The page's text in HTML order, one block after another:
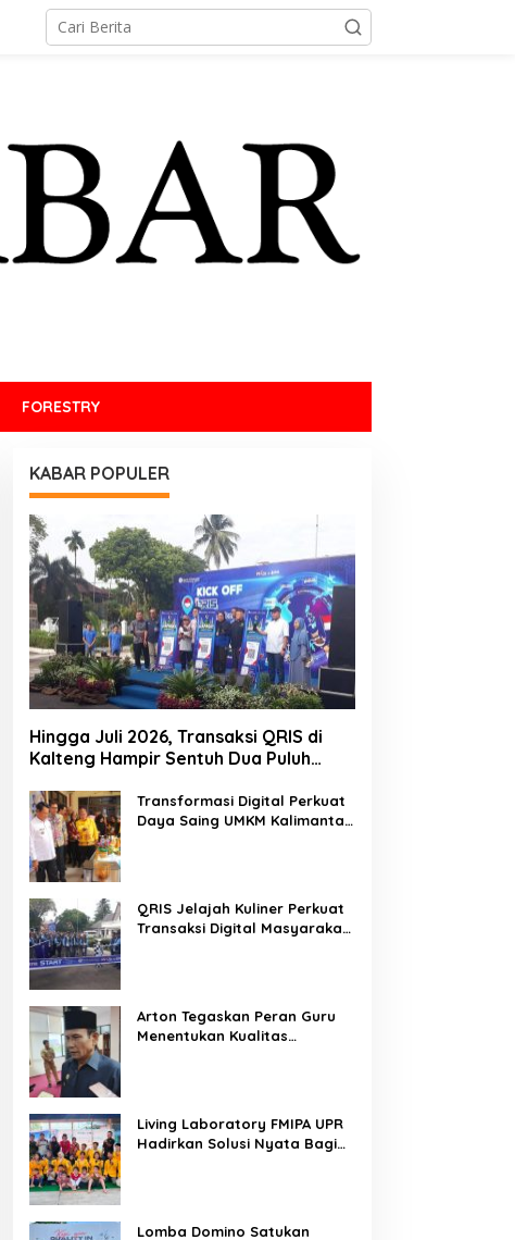
FORESTRY
KABAR POPULER
Hingga Juli 2026, Transaksi QRIS di
Kalteng Hampir Sentuh Dua Puluh
Transformasi Digital Perkuat
Daya Saing UMKM Kalimantan
QRIS Jelajah Kuliner Perkuat
Transaksi Digital Masyarakat
Arton Tegaskan Peran Guru
Menentukan Kualitas
Living Laboratory FMIPA UPR
Hadirkan Solusi Nyata Bagi
Lomba Domino Satukan